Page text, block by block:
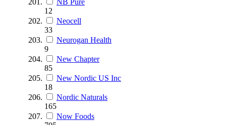
12
Neocell
33
Neurogan Health
9
New Chapter
85
New Nordic US Inc
18
Nordic Naturals
165
Now Foods